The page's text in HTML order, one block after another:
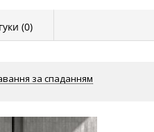
(0)
за спаданням